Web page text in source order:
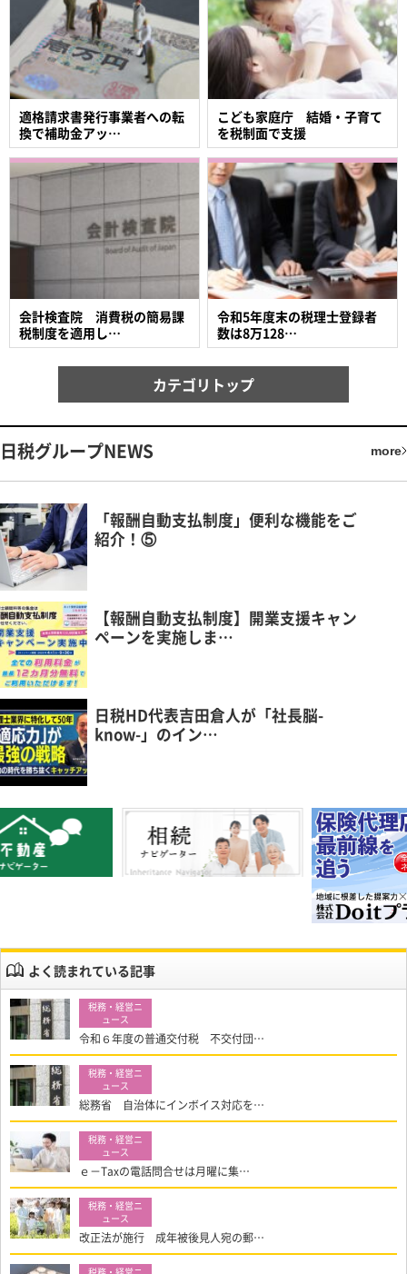
こども家庭庁 結婚・子育て
を税制面で支援
適格請求書発行事業者への転
換で補助金アッ…
令和5年度末の税理士登録者
数は8万128…
会計検査院 消費税の簡易課
税制度を適用し…
カテゴリトップ
日税グループNEWS more
「報酬自動支払制度」便利な機能をご
紹介！⑤
【報酬自動支払制度】開業支援キャン
ペーンを実施しま…
日税HD代表吉田倉人が「社長脳-
know-」のイン…
よく読まれている記事
令和６年度の普通交付税 不交付団…
総務省 自治体にインボイス対応を…
ｅ－Taxの電話問合せは月曜に集…
改正法が施行 成年被後見人宛の郵…